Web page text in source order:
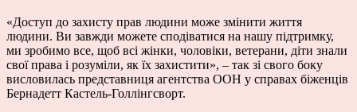
«Доступ до захисту прав людини може змінити життя
людини. Ви завжди можете сподіватися на нашу підтримку,
ми зробимо все, щоб всі жінки, чоловіки, ветерани, діти знали
свої права і розуміли, як їх захистити», – так зі свого боку
висловилась представниця агентства ООН у справах біженців
Бернадетт Кастель-Голлінгсворт.